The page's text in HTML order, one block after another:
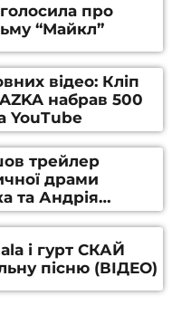
про
“Майкл”
відео: Кліп
набрав 500
YouTube
трейлер
драми
та Андрія
і гурт СКАЙ
пісню (ВІДЕО)